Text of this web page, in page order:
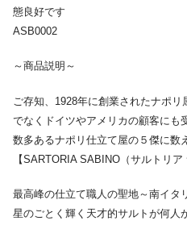
態良好です
ASB0002
～商品説明～
ご存知、1928年に創業されたナポ
でなくドイツやアメリカの顧客にも
数多あるナポリ仕立て屋の５傑に数
【SARTORIA SABINO（サルトリア
最高峰の仕立て職人の聖地～南イタ
星のごとく輝く天才的サルトが何人